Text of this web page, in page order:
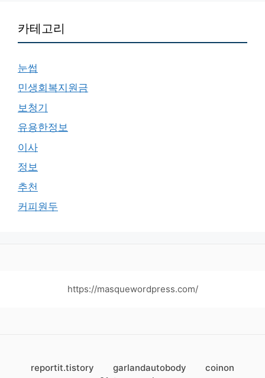
카테고리
눈썹
민생회복지원금
보청기
유용한정보
이사
정보
추천
커피원두
https://masquewordpress.com/
reportit.tistory garlandautobody
coinon